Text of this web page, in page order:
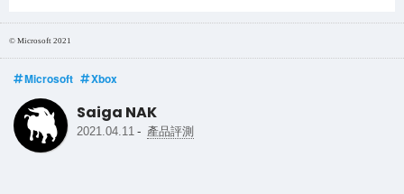
© Microsoft 2021
Microsoft Xbox
Saiga NAK
2021.04.11 - 產品評測